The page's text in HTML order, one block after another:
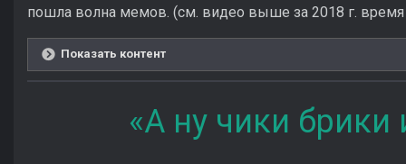
пошла волна мемов. (см. видео выше за 2018 г.
Показать контент
«А ну чики